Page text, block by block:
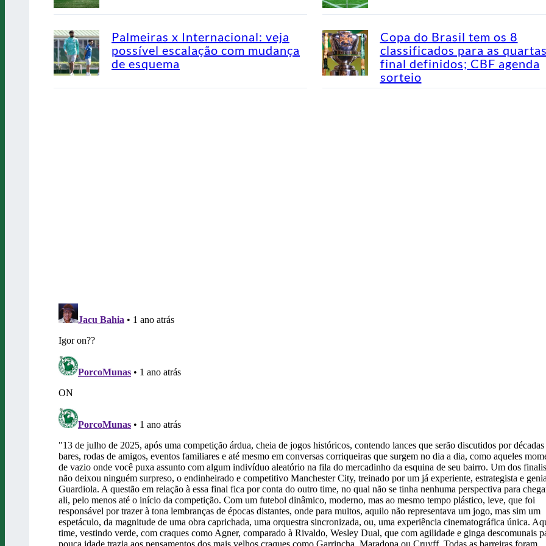
Palmeiras x Internacional: veja
possível escalação com mudança
de esquema
Copa do Brasil tem os 8
classificados para as
final definidos; CBF agenda
sorteio